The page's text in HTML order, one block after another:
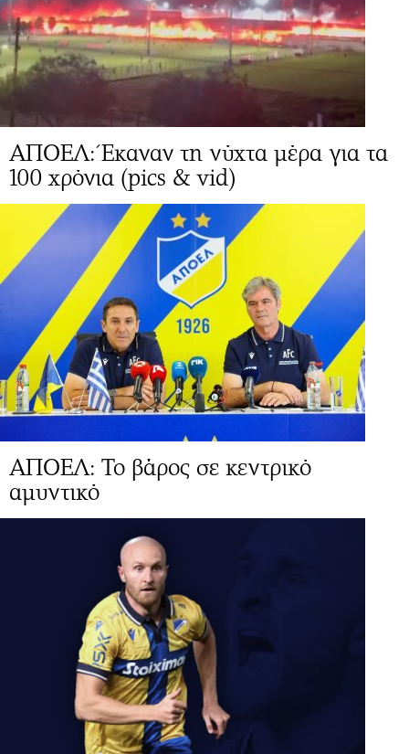
ΑΠΟΕΛ: Έκαναν τη νύχτα μέρα για τα
100 χρόνια (pics & vid)
ΑΠΟΕΛ: Το βάρος σε κεντρικό
αμυντικό